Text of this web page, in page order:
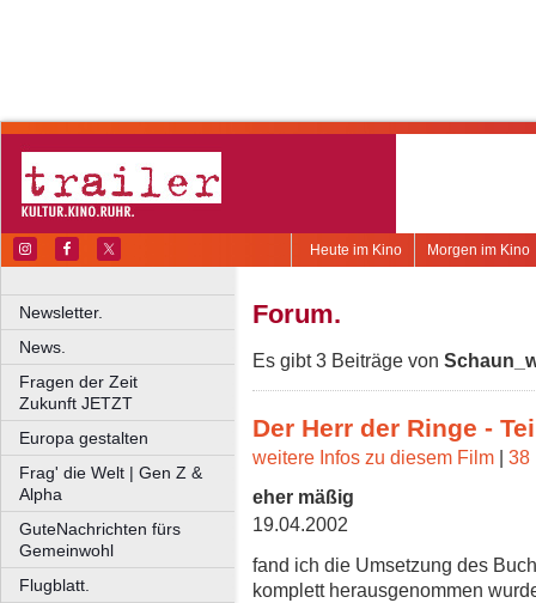
Morgen im Kino
Heute im Kino
Newsletter.
News.
Fragen der Zeit
Zukunft JETZT
Europa gestalten
Frag' die Welt | Gen Z &
Alpha
GuteNachrichten fürs
Gemeinwohl
Flugblatt.
Forum.
Es gibt 3 Beiträge von
Der Herr der Ringe -
weitere Infos zu diesem Film | 38
eher mäßig
19.04.2002
fand ich die Umsetzung des
komplett herausgenommen